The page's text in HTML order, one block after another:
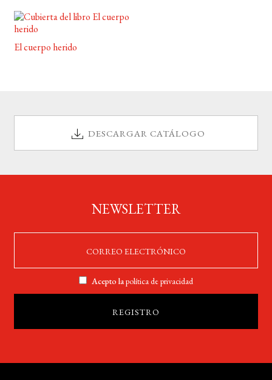
El cuerpo herido
DESCARGAR CATÁLOGO
NEWSLETTER
Acepto lapolítica de privacidad